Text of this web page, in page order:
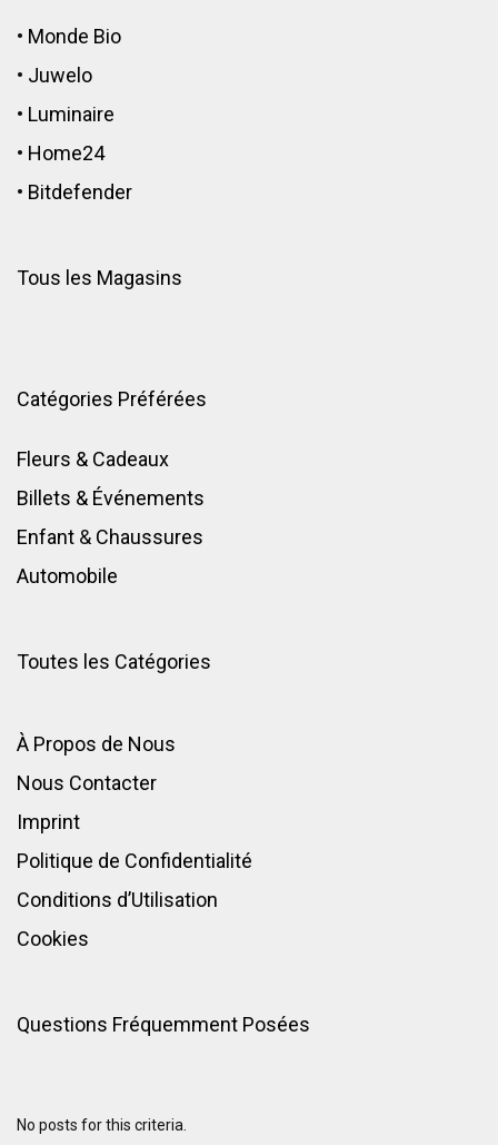
• Monde Bio
• Juwelo
• Luminaire
• Home24
• Bitdefender
Tous les Magasins
Catégories Préférées
Fleurs & Cadeaux
Billets & Événements
Enfant & Chaussures
Automobile
Toutes les Catégories
À Propos de Nous
Nous Contacter
Imprint
Politique de Confidentialité
Conditions d’Utilisation
Cookies
Questions Fréquemment Posées
No posts for this criteria.